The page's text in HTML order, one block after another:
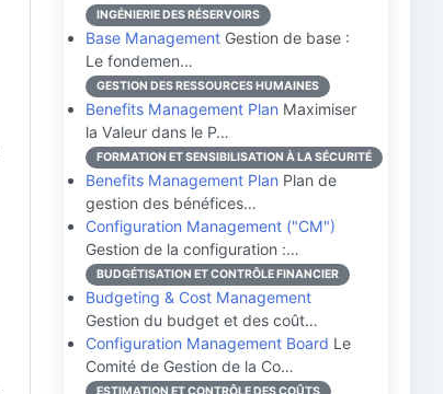
INGÉNIERIE DES RÉSERVOIRS
Base Management Gestion de base :
Le fondemen…
GESTION DES RESSOURCES HUMAINES
Benefits Management Plan Maximiser
la Valeur dans le P…
FORMATION ET SENSIBILISATION À LA SÉCURITÉ
Benefits Management Plan Plan de
gestion des bénéfices…
Configuration Management ("CM")
Gestion de la configuration :…
BUDGÉTISATION ET CONTRÔLE FINANCIER
Budgeting & Cost Management
Gestion du budget et des coût…
Configuration Management Board Le
Comité de Gestion de la Co…